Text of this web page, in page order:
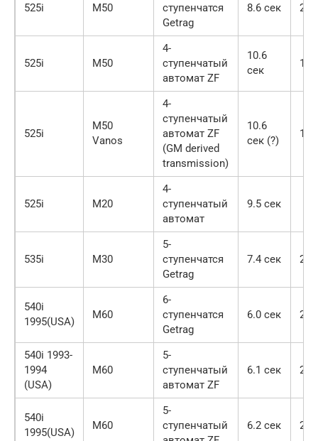
525i M50
ступенчатся
Getrag
8.6 сек
525i M50
4-
ступенчатый
автомат ZF
10.6
сек
525i
M50
Vanos
4-
ступенчатый
автомат ZF
(GM derived
transmission)
10.6
сек (?)
525i M20
4-
ступенчатый
автомат
9.5 сек
535i M30
5-
ступенчатся
Getrag
7.4 сек
540i
1995(USA)
M60
6-
ступенчатся
Getrag
6.0 сек
540i 1993-
1994
(USA)
M60
5-
ступенчатый
автомат ZF
6.1 сек
540i
1995(USA)
M60
5-
ступенчатый
6.2 сек